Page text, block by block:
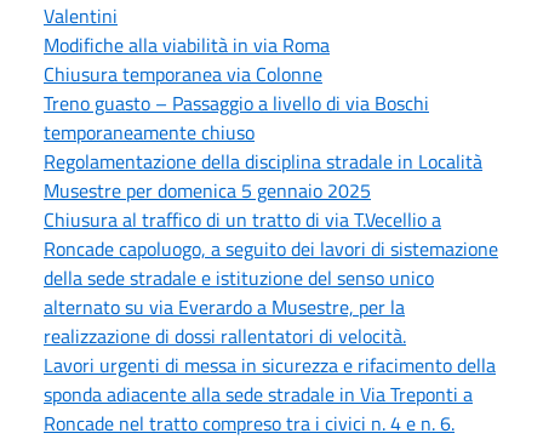
Valentini
Modifiche alla viabilità in via Roma
Chiusura temporanea via Colonne
Treno guasto – Passaggio a livello di via Boschi
temporaneamente chiuso
Regolamentazione della disciplina stradale in Località
Musestre per domenica 5 gennaio 2025
Chiusura al traffico di un tratto di via T.Vecellio a
Roncade capoluogo, a seguito dei lavori di sistemazione
della sede stradale e istituzione del senso unico
alternato su via Everardo a Musestre, per la
realizzazione di dossi rallentatori di velocità.
Lavori urgenti di messa in sicurezza e rifacimento della
sponda adiacente alla sede stradale in Via Treponti a
Roncade nel tratto compreso tra i civici n. 4 e n. 6.